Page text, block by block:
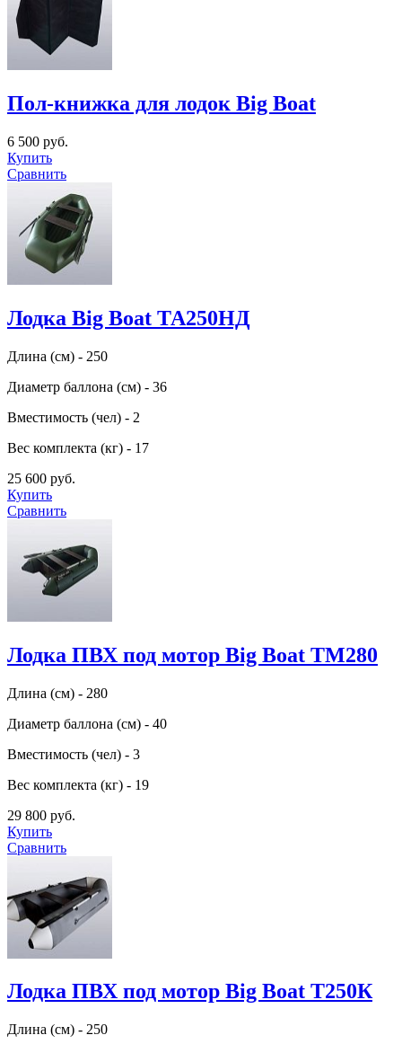
Пол-книжка для лодок Big Boat
6 500 руб.
Купить
Сравнить
Лодка Big Boat ТА250НД
Длина (см) - 250
Диаметр баллона (см) - 36
Вместимость (чел) - 2
Вес комплекта (кг) - 17
25 600 руб.
Купить
Сравнить
Лодка ПВХ под мотор Big Boat TM280
Длина (см) - 280
Диаметр баллона (см) - 40
Вместимость (чел) - 3
Вес комплекта (кг) - 19
29 800 руб.
Купить
Сравнить
Лодка ПВХ под мотор Big Boat T250К
Длина (см) - 250